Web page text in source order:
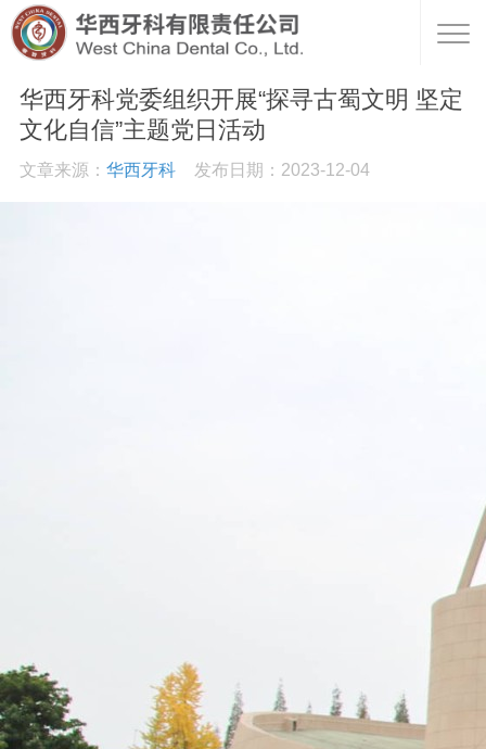
华西牙科党委组织开展“探寻古蜀文明 坚定
文化自信”主题党日活动
文章来源： 华西牙科 发布日期：2023-12-04